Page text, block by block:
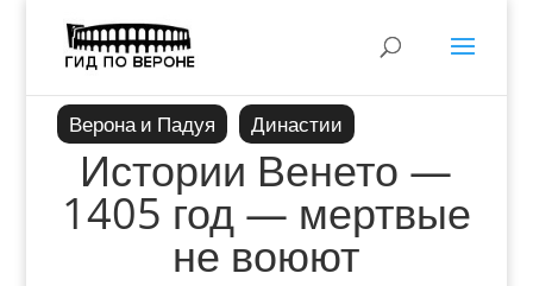
Верона и Падуя Династии
Истории Венето —
1405 год — мертвые
не воюют